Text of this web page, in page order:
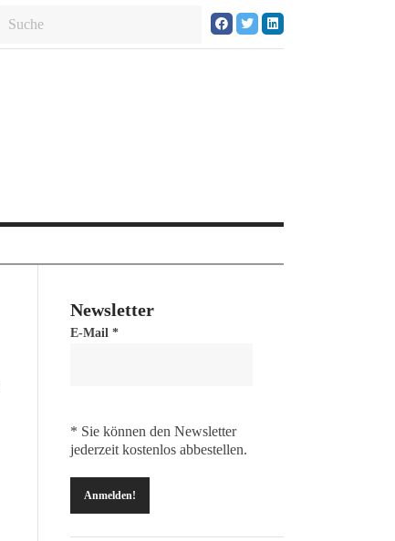
Newsletter
E-Mail *
* Sie können den Newsletter
jederzeit kostenlos abbestellen.